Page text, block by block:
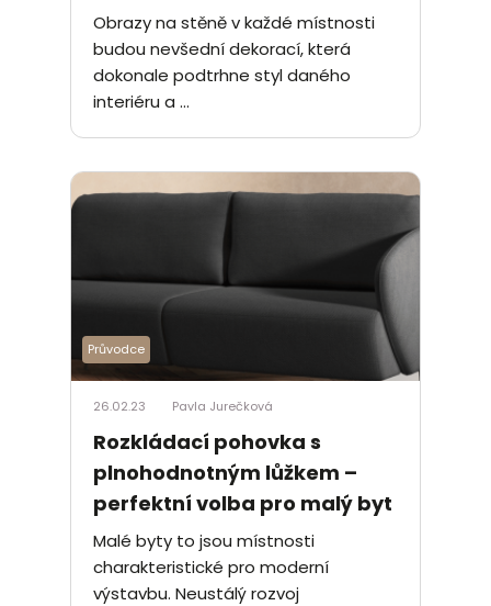
Obrazy na stěně v každé místnosti
budou nevšední dekorací, která
dokonale podtrhne styl daného
interiéru a ...
Průvodce
26.02.23 Pavla Jurečková
Rozkládací pohovka s
plnohodnotným lůžkem –
perfektní volba pro malý byt
Malé byty to jsou místnosti
charakteristické pro moderní
výstavbu. Neustálý rozvoj